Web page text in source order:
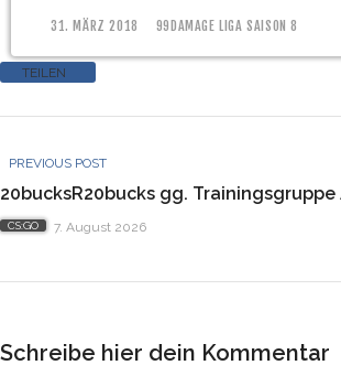
31. MÄRZ 2018 99DAMAGE LIGA SAISON 8
TEILEN
PREVIOUS POST
20bucksR20bucks gg. Trainingsgruppe
CS:GO 7. August 2026
Schreibe hier dein Kommentar